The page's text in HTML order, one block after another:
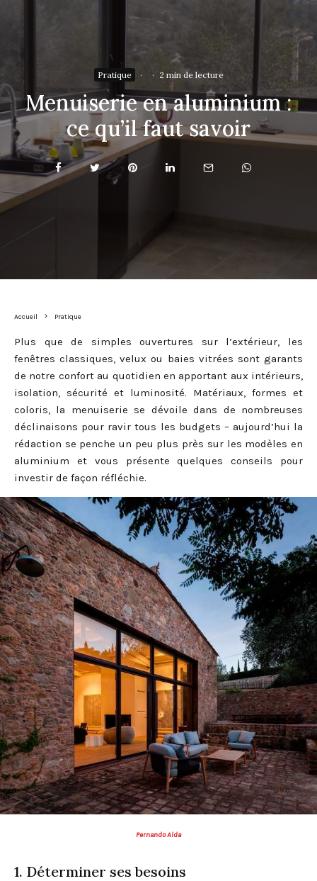
Pratique · · 2 min de lecture
Menuiserie en aluminium :
ce qu’il faut savoir
Accueil Pratique
Plus que de simples ouvertures sur l’extérieur, les
fenêtres classiques, velux ou baies vitrées sont garants
de notre confort au quotidien en apportant aux intérieurs,
isolation, sécurité et luminosité. Matériaux, formes et
coloris, la menuiserie se dévoile dans de nombreuses
déclinaisons pour ravir tous les budgets – aujourd’hui la
rédaction se penche un peu plus près sur les modèles en
aluminium et vous présente quelques conseils pour
investir de façon réfléchie.
Fernando Alda
1. Déterminer ses besoins